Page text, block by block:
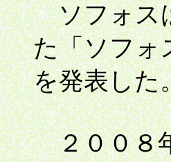
ソフォス
た「ソフォ
を発表した
２００８